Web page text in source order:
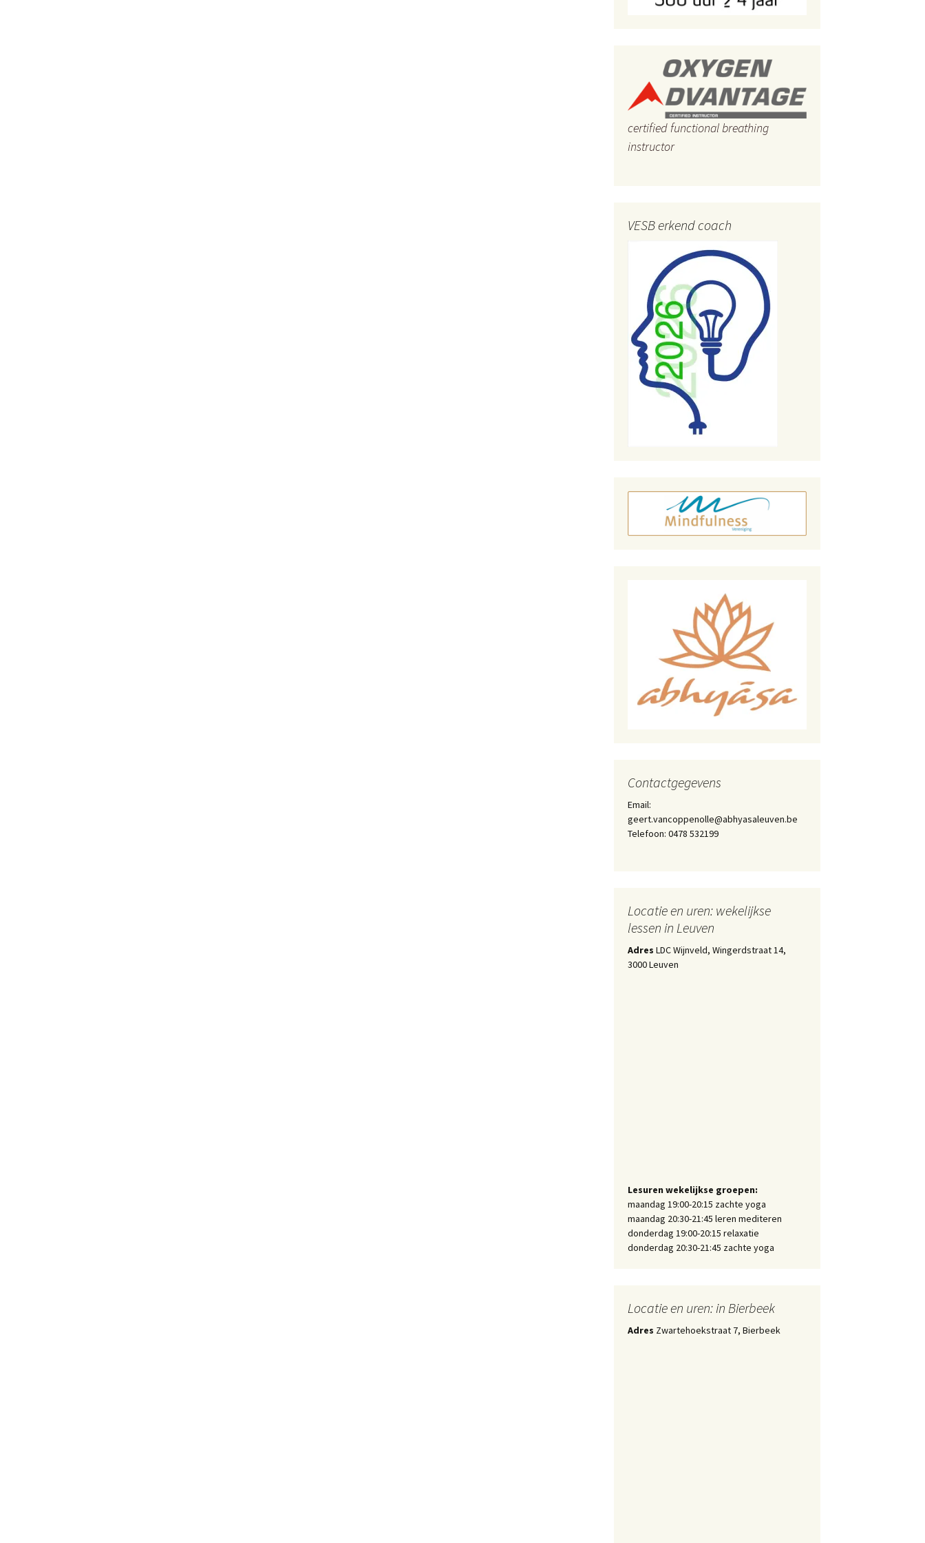
Hoe de gewrichten
soepel houden
Bewezen: meditatie
helpt tegen angst en
stress
Hoe ver je geraakt heeft
geen enkel belang
Wie ben jij? Kom tot je
zelf.
Yoga is niet willen
kunnen, maar laten
komen
Niemand moet me
zeggen hoe ik moet
ademen!
certified functional breathing
instructor
VESB erkend coach
Contactgegevens
Email:
geert.vancoppenolle@abhyasaleuven.be
Telefoon: 0478 532199
Locatie en uren: wekelijkse
lessen in Leuven
Adres LDC Wijnveld, Wingerdstraat 14,
3000 Leuven
Lesuren wekelijkse groepen:
maandag 19:00-20:15 zachte yoga
maandag 20:30-21:45 leren mediteren
donderdag 19:00-20:15 relaxatie
donderdag 20:30-21:45 zachte yoga
Locatie en uren: in Bierbeek
Adres Zwartehoekstraat 7, Bierbeek